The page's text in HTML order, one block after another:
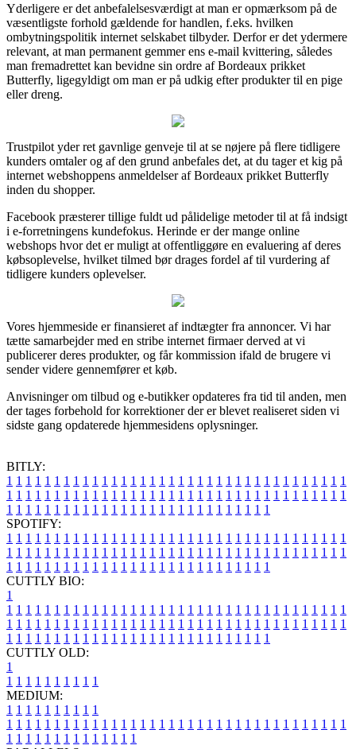
Yderligere er det anbefalelsesværdigt at man er opmærksom på de
væsentligste forhold gældende for handlen, f.eks. hvilken
ombytningspolitik internet selskabet tilbyder. Derfor er det ydermere
relevant, at man permanent gemmer ens e-mail kvittering, således
man fremadrettet kan bevidne sin ordre af Bordeaux prikket
Butterfly, ligegyldigt om man er på udkig efter produkter til en pige
eller dreng.
Trustpilot yder ret gavnlige genveje til at se nøjere på flere tidligere
kunders omtaler og af den grund anbefales det, at du tager et kig på
internet webshoppens anmeldelser af Bordeaux prikket Butterfly
inden du shopper.
Facebook præsterer tillige fuldt ud pålidelige metoder til at få indsigt
i e-forretningens kundefokus. Herinde er der mange online
webshops hvor det er muligt at offentliggøre en evaluering af deres
købsoplevelse, hvilket tilmed bør drages fordel af til vurdering af
tidligere kunders oplevelser.
Vores hjemmeside er finansieret af indtægter fra annoncer. Vi har
tætte samarbejder med en stribe internet firmaer derved at vi
publicerer deres produkter, og får kommission ifald de brugere vi
sender videre gennemfører et køb.
Anvisninger om tilbud og e-butikker opdateres fra tid til anden, men
der tages forbehold for korrektioner der er blevet realiseret siden vi
sidste gang opdaterede hjemmesidens oplysninger.
BITLY:
1 1 1 1 1 1 1 1 1 1 1 1 1 1 1 1 1 1 1 1 1 1 1 1 1 1 1 1 1 1 1 1 1 1 1 1
1 1 1 1 1 1 1 1 1 1 1 1 1 1 1 1 1 1 1 1 1 1 1 1 1 1 1 1 1 1 1 1 1 1 1 1
1 1 1 1 1 1 1 1 1 1 1 1 1 1 1 1 1 1 1 1 1 1 1 1 1 1 1 1
SPOTIFY:
1 1 1 1 1 1 1 1 1 1 1 1 1 1 1 1 1 1 1 1 1 1 1 1 1 1 1 1 1 1 1 1 1 1 1 1
1 1 1 1 1 1 1 1 1 1 1 1 1 1 1 1 1 1 1 1 1 1 1 1 1 1 1 1 1 1 1 1 1 1 1 1
1 1 1 1 1 1 1 1 1 1 1 1 1 1 1 1 1 1 1 1 1 1 1 1 1 1 1 1
CUTTLY BIO:
1
1 1 1 1 1 1 1 1 1 1 1 1 1 1 1 1 1 1 1 1 1 1 1 1 1 1 1 1 1 1 1 1 1 1 1 1
1 1 1 1 1 1 1 1 1 1 1 1 1 1 1 1 1 1 1 1 1 1 1 1 1 1 1 1 1 1 1 1 1 1 1 1
1 1 1 1 1 1 1 1 1 1 1 1 1 1 1 1 1 1 1 1 1 1 1 1 1 1 1 1
CUTTLY OLD:
1
1 1 1 1 1 1 1 1 1 1
MEDIUM:
1 1 1 1 1 1 1 1 1 1
1 1 1 1 1 1 1 1 1 1 1 1 1 1 1 1 1 1 1 1 1 1 1 1 1 1 1 1 1 1 1 1 1 1 1 1
1 1 1 1 1 1 1 1 1 1 1 1 1 1